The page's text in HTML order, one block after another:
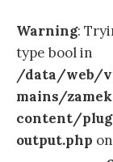
Warning:
type bool in
/data/web/
mains/
content/
output.php